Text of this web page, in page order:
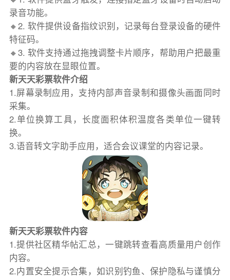
录音功能。
🔸2. 软件提供设备指纹识别，记录每台登录设备的硬件
特征码。
🔸3. 软件支持通过拖拽调整卡片顺序，帮助用户把最重
要的内容放在显眼位置。
新天天彩票软件介绍
1.屏幕录制应用，支持内部声音录制和摄像头画面同时
采集。
2.单位换算工具，长度面积体积温度各类单位一键转
换。
3.语音转文字助手应用，适合会议课堂的内容记录。
新天天彩票软件内容
1.提供社区精华帖汇总，一键跳转查看高质量用户创作
内容。
2.内置安全提示合集，如识别钓鱼、保护隐私与谨慎分